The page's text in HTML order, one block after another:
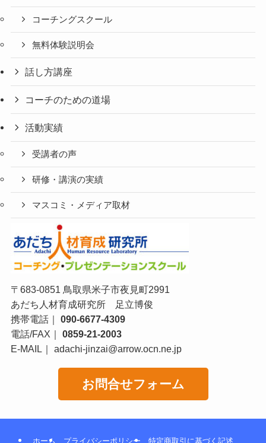
コーチングスクール
無料体験説明会
話し方講座
コーチのための道場
活動実績
受講者の声
研修・講演の実績
マスコミ・メディア取材
〒683-0851 鳥取県米子市夜見町2991
あだち人材育成研究所 足立博俊
携帯電話｜ 090-6677-4309
電話/FAX｜ 0859-21-2003
E-MAIL｜ adachi-jinzai@arrow.ocn.ne.jp
お問合せフォーム
ホーム プライバシーポリシー 特定商取引に基づく記述